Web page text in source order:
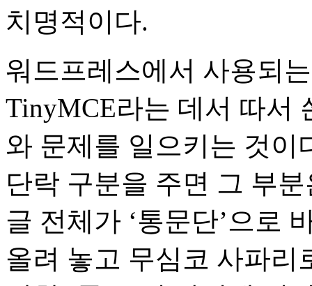
치명적이다.
워드프레스에서 사용되
TinyMCE라는 데서 따서
와 문제를 일으키는 것이
단락 구분을 주면 그 부
글 전체가 ‘통문단’으로
올려 놓고 무심코 사파리